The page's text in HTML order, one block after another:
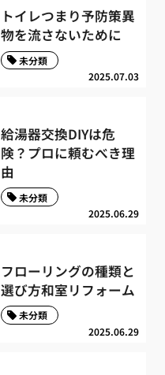
トイレつまり予防策異
物を流さないために
2025.07.03
未分類
給湯器交換DIYは危
険？プロに頼むべき理
由
2025.06.29
未分類
フローリングの種類と
選び方和室リフォーム
2025.06.29
未分類